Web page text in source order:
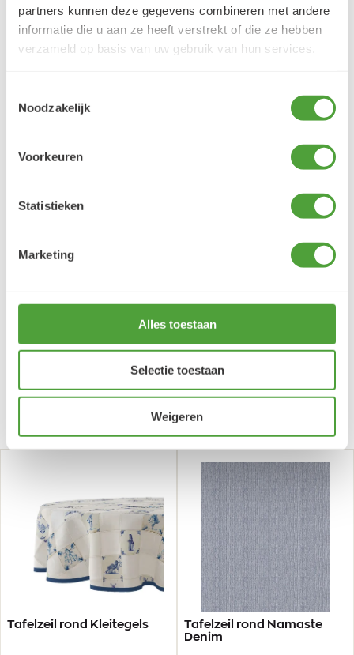
partners kunnen deze gegevens combineren met andere
informatie die u aan ze heeft verstrekt of die ze hebben
verzameld op basis van uw gebruik van hun services.
Noodzakelijk
Voorkeuren
Statistieken
Marketing
Alles toestaan
Selectie toestaan
Weigeren
Vorige
Tafelzeil rond Not Today Nude Luiaard
1
BESTEL
Gerelateerde producten
Tafelzeil rond Kleitegels
Tafelzeil rond Namaste
Denim